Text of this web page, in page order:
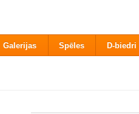
Galerijas Spēles D-biedri